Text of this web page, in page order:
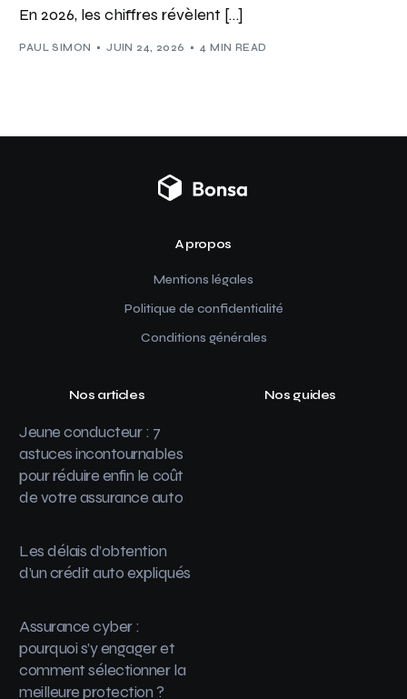
En 2026, les chiffres révèlent […]
PAUL SIMON JUIN 24, 2026 4 MIN READ
A propos
Mentions légales
Politique de confidentialité
Conditions générales
Nos articles
Jeune conducteur : 7
astuces incontournables
pour réduire enfin le coût
de votre assurance auto
Les délais d’obtention
d’un crédit auto expliqués
Assurance cyber :
pourquoi s’y engager et
comment sélectionner la
meilleure protection ?
Nos guides